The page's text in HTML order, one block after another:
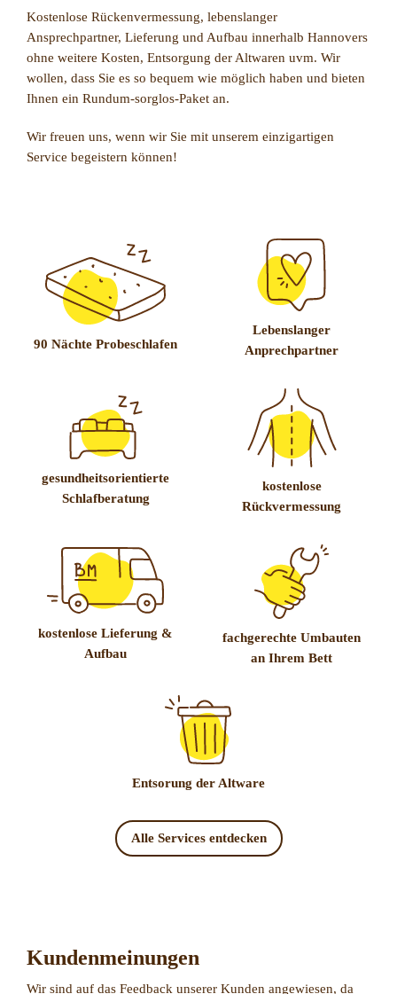
Kostenlose Rückenvermessung, lebenslanger
Ansprechpartner, Lieferung und Aufbau innerhalb Hannovers
ohne weitere Kosten, Entsorgung der Altwaren uvm. Wir
wollen, dass Sie es so bequem wie möglich haben und bieten
Ihnen ein Rundum-sorglos-Paket an.
Wir freuen uns, wenn wir Sie mit unserem einzigartigen
Service begeistern können!
90 Nächte Probeschlafen
Lebenslanger
Anprechpartner
gesundheitsorientierte
Schlafberatung
kostenlose
Rückvermessung
kostenlose Lieferung &
Aufbau
fachgerechte Umbauten
an Ihrem Bett
Entsorung der Altware
Alle Services entdecken
Kundenmeinungen
Wir sind auf das Feedback unserer Kunden angewiesen, da